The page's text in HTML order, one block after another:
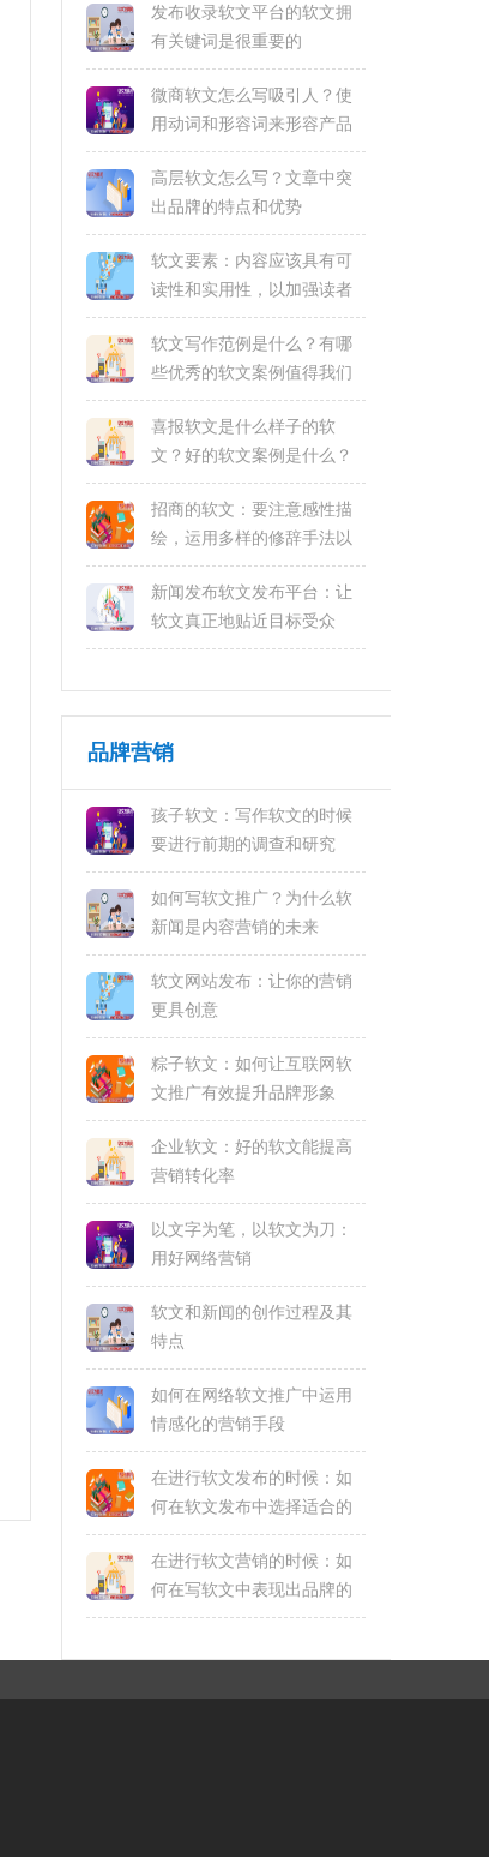
发布收录软文平台的软文拥
有关键词是很重要的
微商软文怎么写吸引人？使
用动词和形容词来形容产品
或服务的特点
高层软文怎么写？文章中突
出品牌的特点和优势
软文要素：内容应该具有可
读性和实用性，以加强读者
的阅读体验和互动性
软文写作范例是什么？有哪
些优秀的软文案例值得我们
借鉴？
喜报软文是什么样子的软
文？好的软文案例是什么？
招商的软文：要注意感性描
绘，运用多样的修辞手法以
及掌握语言的节奏感
新闻发布软文发布平台：让
软文真正地贴近目标受众
品牌营销
孩子软文：写作软文的时候
要进行前期的调查和研究
如何写软文推广？为什么软
新闻是内容营销的未来
软文网站发布：让你的营销
更具创意
粽子软文：如何让互联网软
文推广有效提升品牌形象
企业软文：好的软文能提高
营销转化率
以文字为笔，以软文为刀：
用好网络营销
软文和新闻的创作过程及其
特点
如何在网络软文推广中运用
情感化的营销手段
在进行软文发布的时候：如
何在软文发布中选择适合的
媒体资源和合作伙伴
在进行软文营销的时候：如
何在写软文中表现出品牌的
核心价值观？